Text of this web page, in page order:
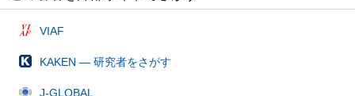
VIAF
KAKEN — 研究者をさがす
J-GLOBAL